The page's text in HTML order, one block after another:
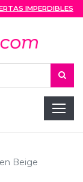
IMPERDIBLES
Beige